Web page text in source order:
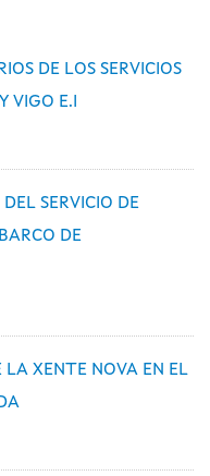
DE LOS SERVICIOS
VIGO E.I
SERVICIO DE
DE
LA XENTE NOVA EN EL